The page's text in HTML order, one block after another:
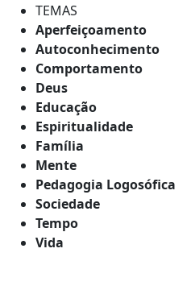
TEMAS
Aperfeiçoamento
Autoconhecimento
Comportamento
Deus
Educação
Espiritualidade
Família
Mente
Pedagogia Logosófica
Sociedade
Tempo
Vida